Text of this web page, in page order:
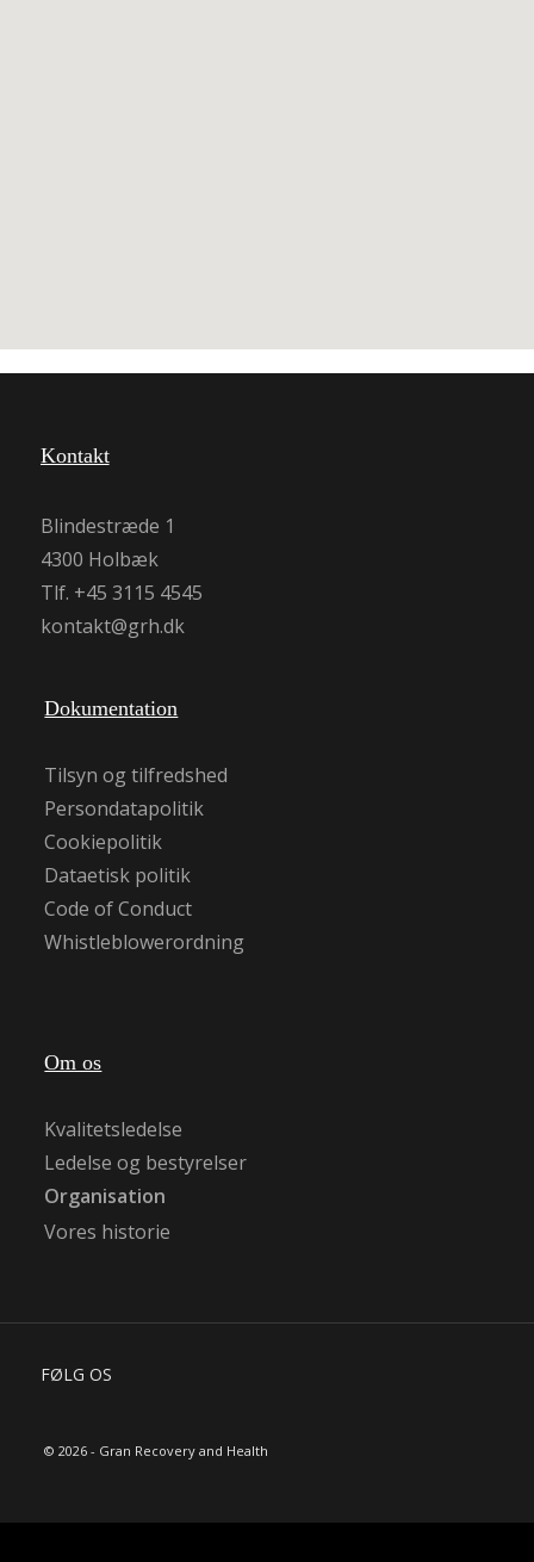
Kontakt
Blindestræde 1
4300 Holbæk
Tlf. +45 3115 4545
kontakt@grh.dk
Dokumentation
Tilsyn og tilfredshed
Persondatapolitik
Cookiepolitik
Dataetisk politik
Code of Conduct
Whistleblowerordning
Om os
Kvalitetsledelse
Ledelse og bestyrelser
Organisation
Vores historie
FØLG OS
© 2026 - Gran Recovery and Health